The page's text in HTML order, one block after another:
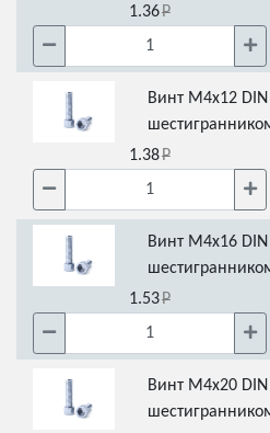
1.36
Винт М4х12
1.38
Винт М4х16
1.53
Винт М4х20